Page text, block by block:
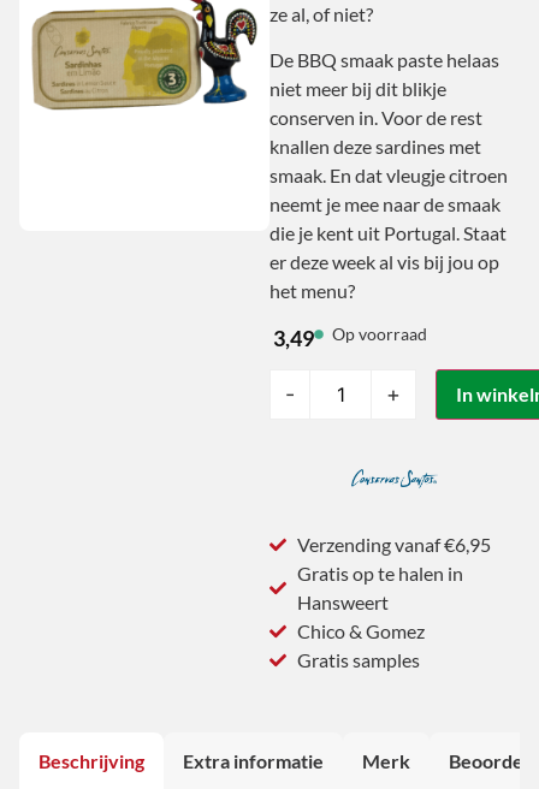
ze al, of niet?
De BBQ smaak paste helaas
niet meer bij dit blikje
conserven in. Voor de rest
knallen deze sardines met
smaak. En dat vleugje citroen
neemt je mee naar de smaak
die je kent uit Portugal. Staat
er deze week al vis bij jou op
het menu?
3,49 Op voorraad
- + In
Verzending vanaf €6,95
Gratis op te halen in
Hansweert
Chico & Gomez
Gratis samples
Beschrijving Extra informatie Merk